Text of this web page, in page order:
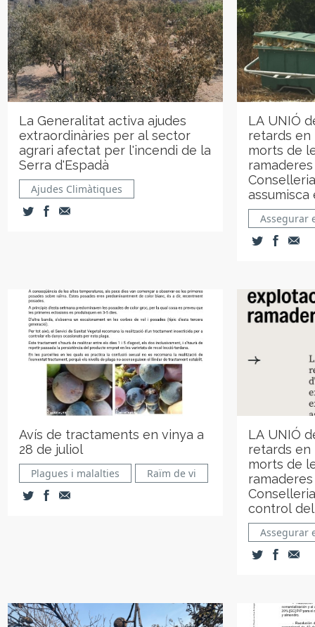
La Generalitat activa ajudes
extraordinàries per al sector
agrari afectat per l'incendi de la
Serra d'Espadà
Ajudes Climàtiques
LA UNIÓ
retards en
morts de
Assegurar
Avís de tractaments en vinya a
28 de juliol
Plagues i malalties Raïm de vi
LA UNIÓ
retards en
morts de
control
Assegurar